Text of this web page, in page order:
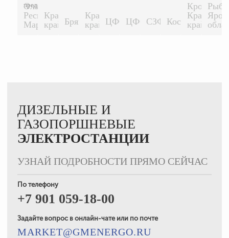
предприятие...
Ола,
Республика
Марий-Эл.
Краснодарский
край
1500 КВТ
Брянск500 КВТ
Краснодарский
край
1500 КВТ
ЦФО 200 КВТ
ЦФО 200 КВТ
СЗФО200 КВТ
Кострома 500
край
ДИЗЕЛЬНЫЕ И
ГАЗОПОРШНЕВЫЕ
ЭЛЕКТРОСТАНЦИИ
УЗНАЙ ПОДРОБНОСТИ ПРЯМО СЕЙЧАС
По телефону
+7 901 059-18-00
Задайте вопрос в онлайн-чате или по почте
MARKET@GMENERGO.RU